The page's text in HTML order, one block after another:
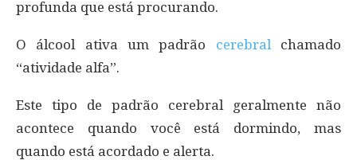
profunda que está procurando.
O álcool ativa um padrão cerebral chamado
“atividade alfa”.
Este tipo de padrão cerebral geralmente não
acontece quando você está dormindo, mas
quando está acordado e alerta.